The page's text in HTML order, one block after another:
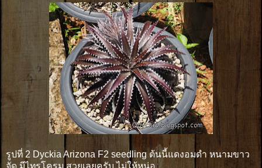
รูปที่ 2 Dyckia Arizona F2 seedling ต้นนี้แดงอมดำ หนามขาว
จัด มีไทรโครม สวยเลยครับ ไม่ให้หน่อ